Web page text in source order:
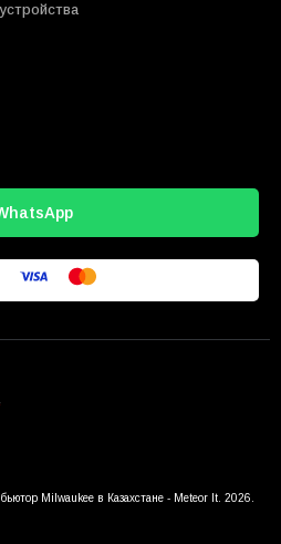
Milwaukee в Казахстане - Meteor It. 2026.